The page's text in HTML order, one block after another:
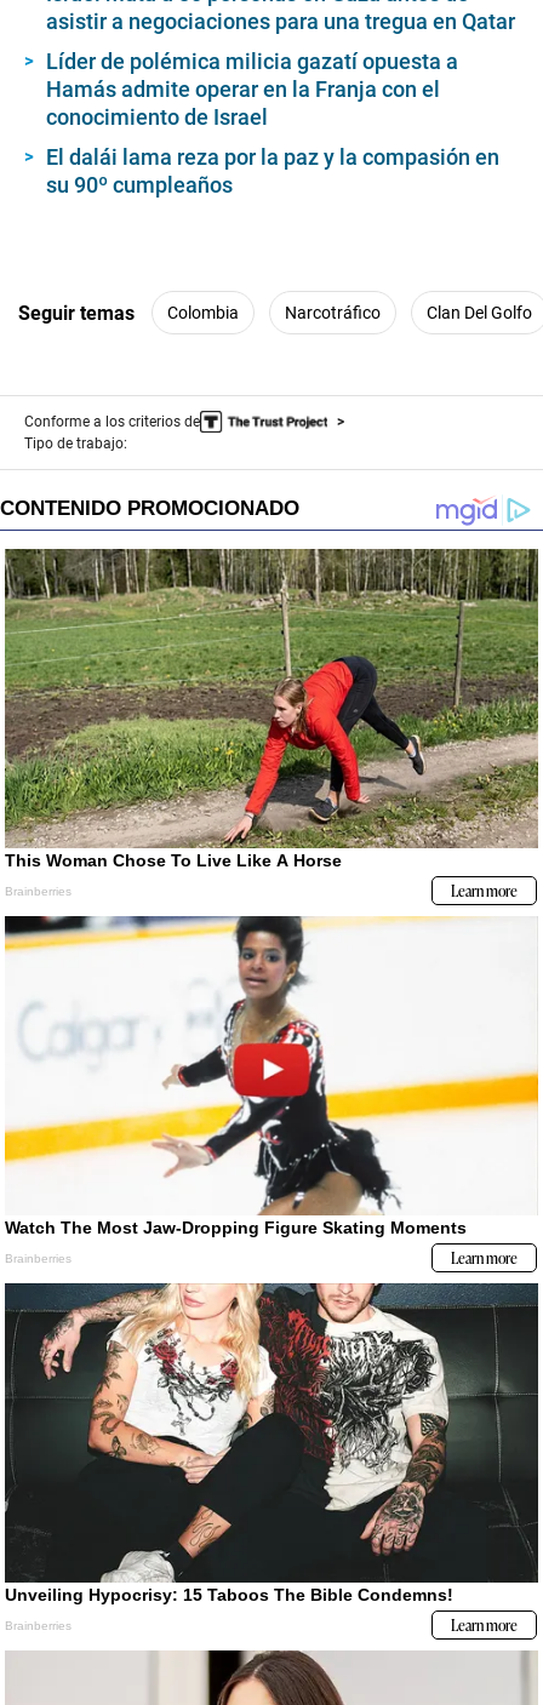
asistir a negociaciones para una tregua en Qatar
Líder de polémica milicia gazatí opuesta a
Hamás admite operar en la Franja con el
conocimiento de Israel
El dalái lama reza por la paz y la compasión en
su 90º cumpleaños
Seguir temas Colombia Narcotráfico Clan Del Golfo
Conforme a los criterios de
Tipo de trabajo: